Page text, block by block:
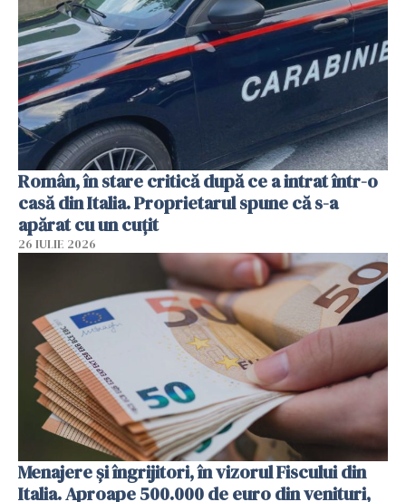
Român, în stare critică după ce a intrat într-o
casă din Italia. Proprietarul spune că s-a
apărat cu un cuțit
26 IULIE 2026
Menajere și îngrijitori, în vizorul Fiscului din
Italia. Aproape 500.000 de euro din venituri,